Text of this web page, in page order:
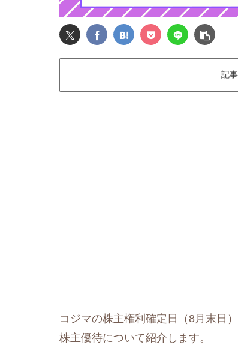
記
コジマの株主権利確定日（8月末日
株主優待について紹介します。